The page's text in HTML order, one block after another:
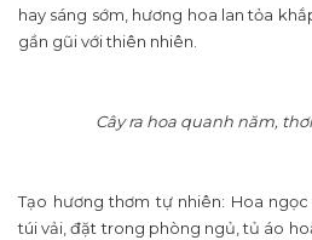
hay sáng sớm, hương hoa lan tỏa
gần gũi với thiên nhiên.
Cây ra hoa quanh năm,
Tạo hương thơm tự nhiên: Hoa
túi vải, đặt trong phòng ngủ, tủ áo